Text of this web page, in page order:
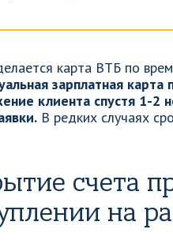
карта ВТБ по
зарплатная карта
клиента спустя 1-2
В редких случаях
счета
на